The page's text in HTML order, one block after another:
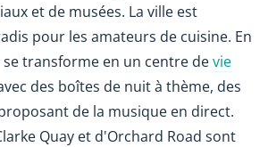
et de musées. La ville est
pour les amateurs de cuisine. En
transforme en un centre devie
des boîtes de nuit à thème, des
de la musique en direct.
Quay et d'Orchard Road sont